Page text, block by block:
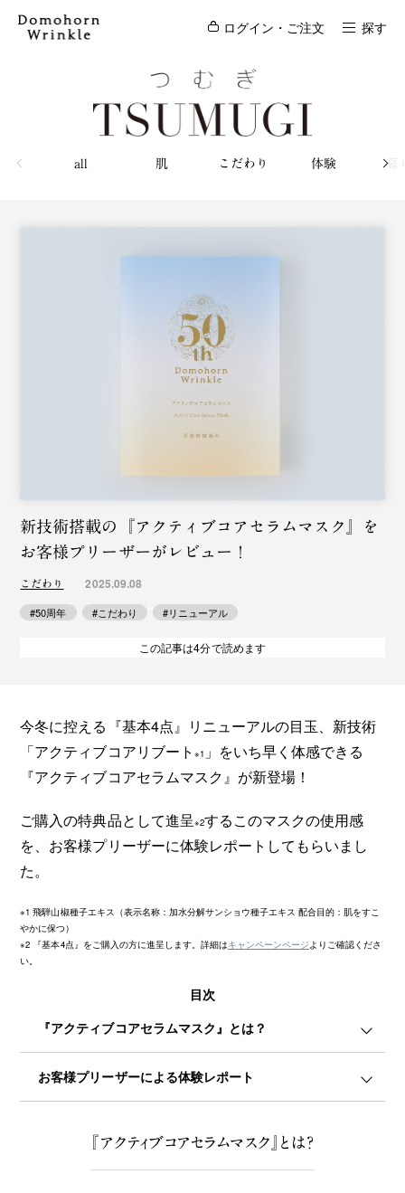
ログイン・ご注文 探す
all 肌 こだわり 体験 暮
新技術搭載の『アクティブコアセラムマスク』を
お客様プリーザーがレビュー！
こだわり 2025.09.08
#50周年 #こだわり #リニューアル
この記事は4分で読めます
今冬に控える『基本4点』リニューアルの目玉、新技術
「アクティブコアリブート ※1 」をいち早く体感できる
『アクティブコアセラムマスク』が新登場！
ご購入の特典品として進呈※2するこのマスクの使用感
を、お客様プリーザーに体験レポートしてもらいまし
た。
※1 飛騨山椒種子エキス（表示名称：加水分解サンショウ種子エキス 配合目的：肌をすこ
やかに保つ）
※2 『基本4点』をご購入の方に進呈します。詳細はキャンペーンページよりご確認くださ
い。
目次
『アクティブコアセラムマスク』とは？
お客様プリーザーによる体験レポート
『アクティブコアセラムマスク』とは？